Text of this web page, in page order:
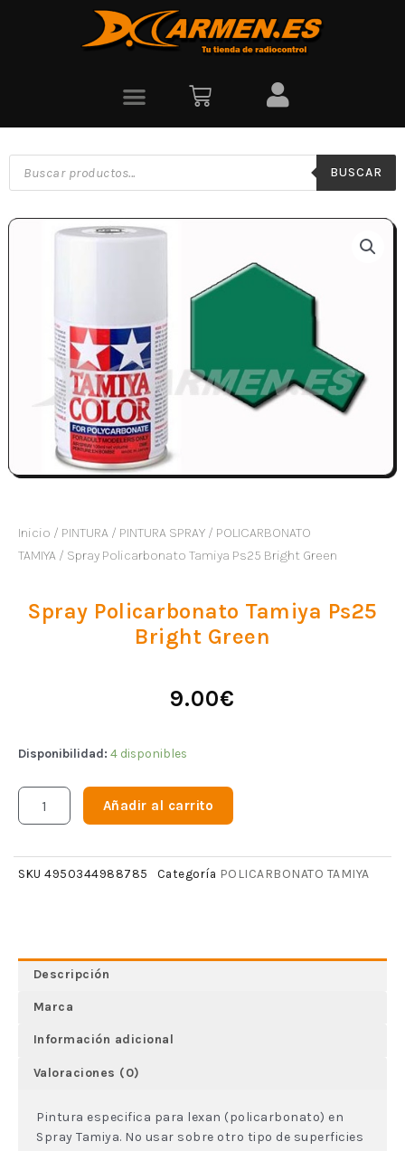
BUSCAR
Inicio / PINTURA / PINTURA SPRAY / POLICARBONATO
TAMIYA / Spray Policarbonato Tamiya Ps25 Bright Green
Spray Policarbonato Tamiya Ps25
Bright Green
9.00€
Disponibilidad: 4 disponibles
Añadir al carrito
SKU 4950344988785 Categoría POLICARBONATO TAMIYA
Descripción
Marca
Información adicional
Valoraciones (0)
Pintura especifica para lexan (policarbonato) en
Spray Tamiya. No usar sobre otro tipo de superficies